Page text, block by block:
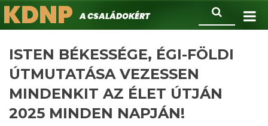
Ugrás
a
Keresés
KDNPA családokért.
ISTEN BÉKESSÉGE, ÉGI-FÖLDI
ÚTMUTATÁSA VEZESSEN
MINDENKIT AZ ÉLET ÚTJÁN
2025 MINDEN NAPJÁN!